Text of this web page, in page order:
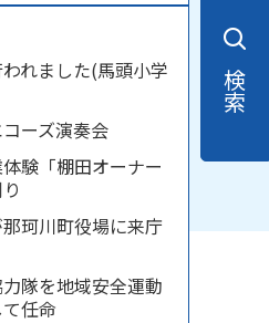
れました(馬頭小学
ーズ演奏会
験「棚田オーナー
珂川町役場に来庁
隊を地域安全運動
任命
検索